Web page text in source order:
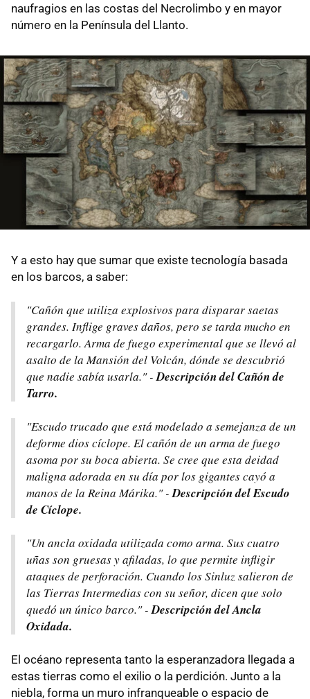
naufragios en las costas del Necrolimbo y en mayor
número en la Península del Llanto.
Y a esto hay que sumar que existe tecnología basada
en los barcos, a saber:
"Cañón que utiliza explosivos para disparar saetas
grandes. Inflige graves daños, pero se tarda mucho en
recargarlo. Arma de fuego experimental que se llevó al
asalto de la Mansión del Volcán, dónde se descubrió
que nadie sabía usarla." -Descripción del Cañón de
Tarro.
"Escudo trucado que está modelado a semejanza de un
deforme dios cíclope. El cañón de un arma de fuego
asoma por su boca abierta. Se cree que esta deidad
maligna adorada en su día por los gigantes cayó a
manos de la Reina Márika." -Descripción delEscudo
de Cíclope.
"Un ancla oxidada utilizada como arma. Sus cuatro
uñas son gruesas y afiladas, lo que permite infligir
ataques de perforación. Cuando los Sinluz salieron de
las Tierras Intermedias con su señor, dicen que solo
quedó un único barco." -Descripción del Ancla
Oxidada.
El océano representa tanto la esperanzadora llegada a
estas tierras como el exilio o la perdición. Junto a la
niebla, forma un muro infranqueable o espacio de